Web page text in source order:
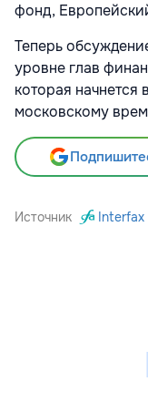
фонд,
Теперь
уровне глав
которая
московскому
Источник Interfax